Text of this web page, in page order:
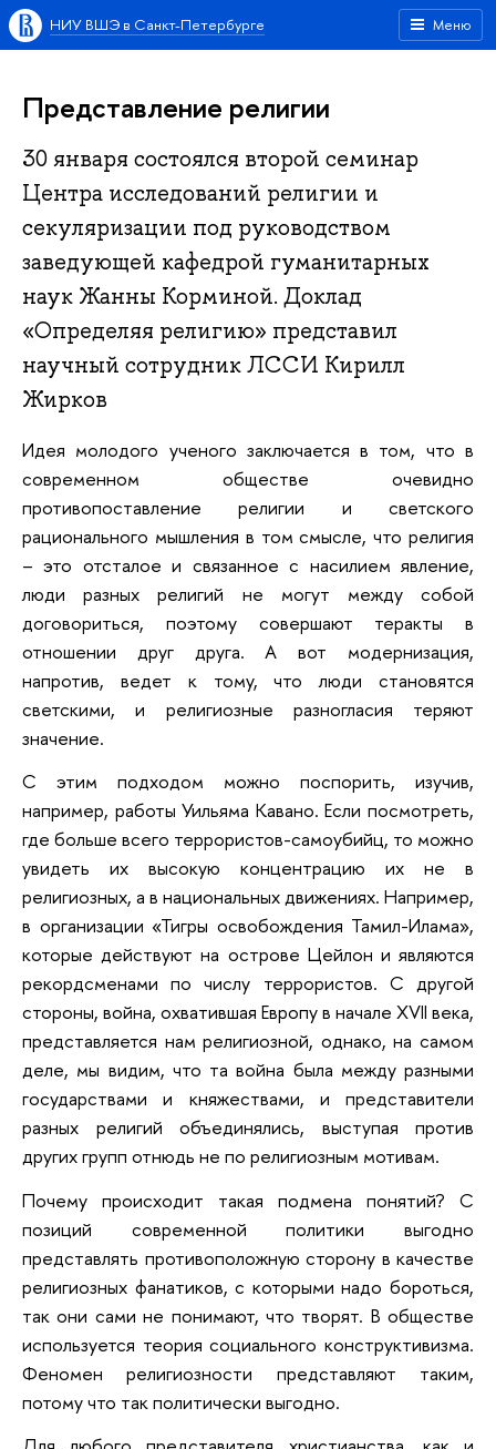
Меню
НИУ ВШЭ в Санкт-Петербурге
Представление религии
30 января состоялся второй семинар
Центра исследований религии и
секуляризации под руководством
заведующей кафедрой гуманитарных
наук Жанны Корминой. Доклад
«Определяя религию» представил
научный сотрудник ЛССИ Кирилл
Жирков
Идея молодого ученого заключается в том, что в
современном обществе очевидно
противопоставление религии и светского
рационального мышления в том смысле, что религия
– это отсталое и связанное с насилием явление,
люди разных религий не могут между собой
договориться, поэтому совершают теракты в
отношении друг друга. А вот модернизация,
напротив, ведет к тому, что люди становятся
светскими, и религиозные разногласия теряют
значение.
С этим подходом можно поспорить, изучив,
например, работы Уильяма Кавано. Если посмотреть,
где больше всего террористов-самоубийц, то можно
увидеть их высокую концентрацию их не в
религиозных, а в национальных движениях. Например,
в организации «Тигры освобождения Тамил-Илама»,
которые действуют на острове Цейлон и являются
рекордсменами по числу террористов. С другой
стороны, война, охватившая Европу в начале XVII века,
представляется нам религиозной, однако, на самом
деле, мы видим, что та война была между разными
государствами и княжествами, и представители
разных религий объединялись, выступая против
других групп отнюдь не по религиозным мотивам.
Почему происходит такая подмена понятий? С
позиций современной политики выгодно
представлять противоположную сторону в качестве
религиозных фанатиков, с которыми надо бороться,
так они сами не понимают, что творят. В обществе
используется теория социального конструктивизма.
Феномен религиозности представляют таким,
потому что так политически выгодно.